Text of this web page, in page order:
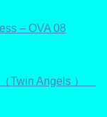
– OVA 08
Twin Angels ）